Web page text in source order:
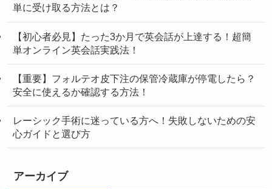
単に受け取る方法とは？
【初心者必見】たった3か月で英会話が上達する！超簡
単オンライン英会話実践法！
【重要】フォルテオ皮下注の保管冷蔵庫が停電したら？
安全に使えるか確認する方法！
レーシック手術に迷っている方へ！失敗しないための安
心ガイドと選び方
アーカイブ